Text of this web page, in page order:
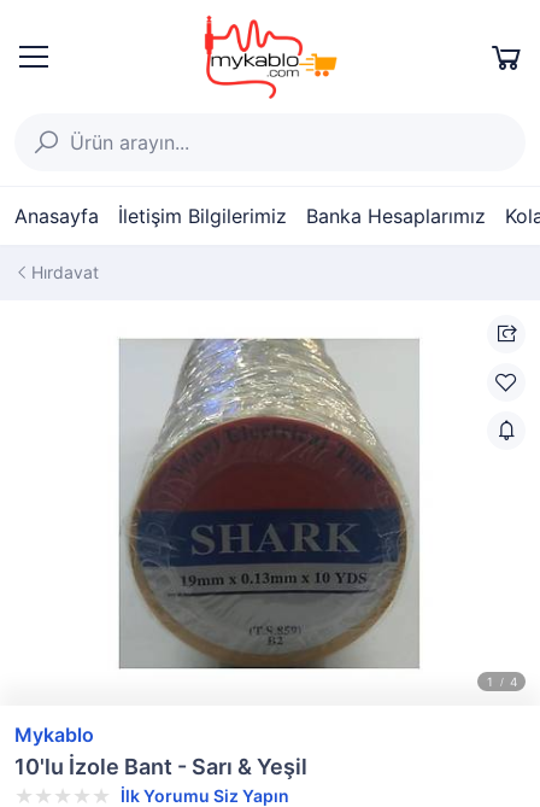
Anasayfa İletişim Bilgilerimiz Banka Hesaplarımız
Hırdavat
Mykablo
10'lu İzole Bant - Sarı & Yeşil
İlk Yorumu Siz Yapın